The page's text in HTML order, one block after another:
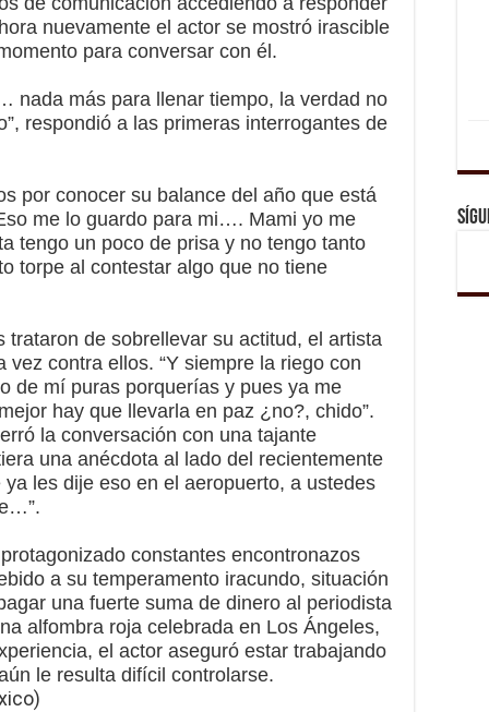
nuevamente el actor se mostró irascible
para conversar con él.
nada más para llenar tiempo, la verdad no
respondió a las primeras interrogantes de
por conocer su balance del año que está
me lo guardo para mi…. Mami yo me
tengo un poco de prisa y no tengo tanto
torpe al contestar algo que no tiene
trataron de sobrellevar su actitud, el artista
contra ellos. “Y siempre la riego con
de mí puras porquerías y pues ya me
hay que llevarla en paz ¿no?, chido”.
la conversación con una tajante
una anécdota al lado del recientemente
les dije eso en el aeropuerto, a ustedes
constantes encontronazos
a su temperamento iracundo, situación
una fuerte suma de dinero al periodista
alfombra roja celebrada en Los Ángeles,
el actor aseguró estar trabajando
le resulta difícil controlarse.